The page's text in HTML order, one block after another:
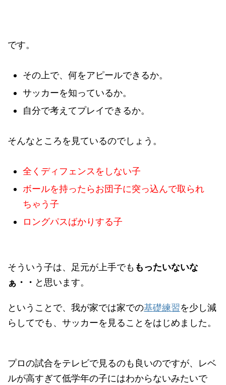
です。
その上で、何をアピールできるか。
サッカーを知っているか。
自分で考えてプレイできるか。
そんなところを見ているのでしょう。
全くディフェンスをしない子
ボールを持ったらお団子に突っ込んで取られ
ちゃう子
ロングパスばかりする子
そういう子は、足元が上手でも もったいないな
ぁ・・ と思います。
ということで、我が家では家での基礎練習を少し減
らしてでも、サッカーを見ることをはじめました。
プロの試合をテレビで見るのも良いのですが、レベ
ルが高すぎて低学年の子にはわからないみたいで